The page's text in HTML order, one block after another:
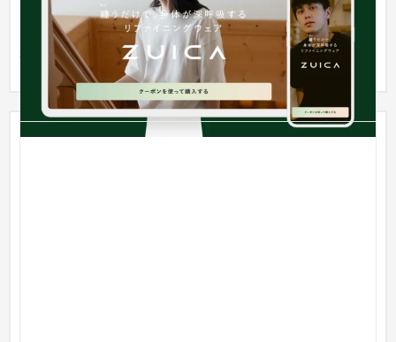
・競合調査とポジショニングマップの作成により、リカバリー
ウェアを含む競合とどのような差別化を図るべきかを視覚的に
整理いた...